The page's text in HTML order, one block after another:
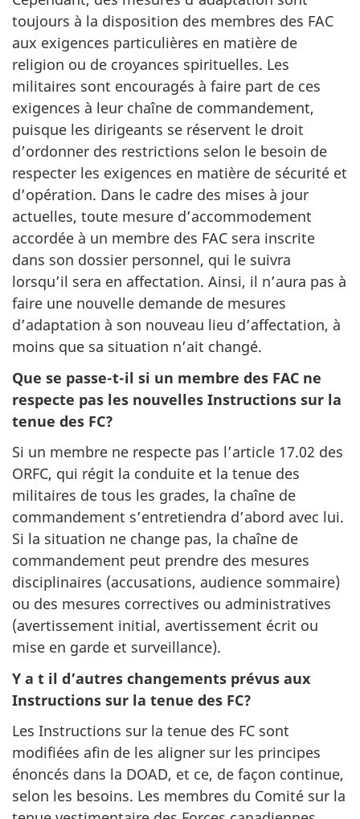
toujours à la disposition des membres des FAC
aux exigences particulières en matière de
religion ou de croyances spirituelles. Les
militaires sont encouragés à faire part de ces
exigences à leur chaîne de commandement,
puisque les dirigeants se réservent le droit
d’ordonner des restrictions selon le besoin de
respecter les exigences en matière de sécurité et
d’opération. Dans le cadre des mises à jour
actuelles, toute mesure d’accommodement
accordée à un membre des FAC sera inscrite
dans son dossier personnel, qui le suivra
lorsqu’il sera en affectation. Ainsi, il n’aura pas à
faire une nouvelle demande de mesures
d’adaptation à son nouveau lieu d’affectation, à
moins que sa situation n’ait changé.
Que se passe-t-il si un membre des FAC ne
respecte pas les nouvelles Instructions sur la
tenue des FC?
Si un membre ne respecte pas l’article 17.02 des
ORFC, qui régit la conduite et la tenue des
militaires de tous les grades, la chaîne de
commandement s’entretiendra d’abord avec lui.
Si la situation ne change pas, la chaîne de
commandement peut prendre des mesures
disciplinaires (accusations, audience sommaire)
ou des mesures correctives ou administratives
(avertissement initial, avertissement écrit ou
mise en garde et surveillance).
Y a t il d’autres changements prévus aux
Instructions sur la tenue des FC?
Les Instructions sur la tenue des FC sont
modifiées afin de les aligner sur les principes
énoncés dans la DOAD, et ce, de façon continue,
selon les besoins. Les membres du Comité sur la